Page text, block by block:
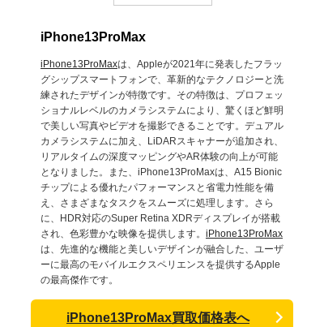
iPhone13ProMax
iPhone13ProMaxは、Appleが2021年に発表したフラッ
グシップスマートフォンで、革新的なテクノロジーと洗
練されたデザインが特徴です。その特徴は、プロフェッ
ショナルレベルのカメラシステムにより、驚くほど鮮明
で美しい写真やビデオを撮影できることです。デュアル
カメラシステムに加え、LiDARスキャナーが追加され、
リアルタイムの深度マッピングやAR体験の向上が可能
となりました。また、iPhone13ProMaxは、A15 Bionic
チップによる優れたパフォーマンスと省電力性能を備
え、さまざまなタスクをスムーズに処理します。さら
に、HDR対応のSuper Retina XDRディスプレイが搭載
され、色彩豊かな映像を提供します。 iPhone13ProMax
は、先進的な機能と美しいデザインが融合した、ユーザ
ーに最高のモバイルエクスペリエンスを提供するApple
の最高傑作です。
iPhone13ProMax買取価格表へ